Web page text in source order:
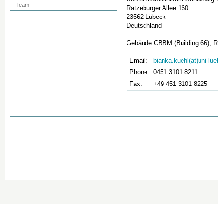
Ratzeburger Allee 160
23562 Lübeck
Deutschland
Gebäude CBBM (Building 66),
Email:
bianka.kuehl(at)uni-
Phone: 0451 3101 8211
Fax:
+49 451 3101 8225
Team